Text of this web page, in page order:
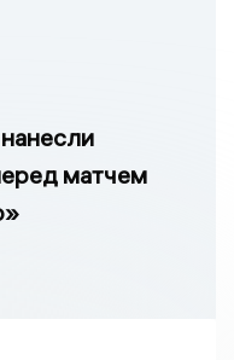
матчем